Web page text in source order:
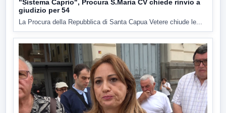
"Sistema Caprio", Procura S.Maria CV chiede rinvio a
giudizio per 54
La Procura della Repubblica di Santa Capua Vetere chiude le...